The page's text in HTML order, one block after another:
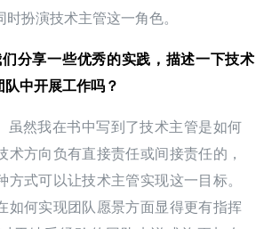
时扮演技术主管这一角色。
们分享一些优秀的实践，描述一下技术
中开展工作吗？
虽然我在书中写到了技术主管是如何
术方向负有直接责任或间接责任的，
方式可以让技术主管实现这一目标。
如何实现团队愿景方面显得更有指挥